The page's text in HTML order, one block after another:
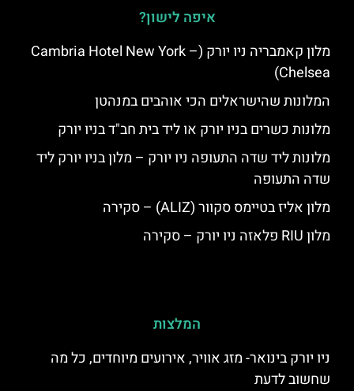
איפה לישון?
מלון קאמבריה ניו יורק (Cambria Hotel New York –
Chelsea)
המלונות שהישראלים הכי אוהבים במנהטן
מלונות כשרים בניו יורק או ליד בית חב"ד בניו יורק
מלונות ליד שדה התעופה ניו יורק – מלון בניו יורק ליד
שדה התעופה
מלון אליז בטיימס סקוור (ALIZ) – סקירה
מלון RIU פלאזה ניו יורק – סקירה
המלצות
ניו יורק בינואר- מזג אוויר, אירועים מיוחדים, כל מה
שחשוב לדעת